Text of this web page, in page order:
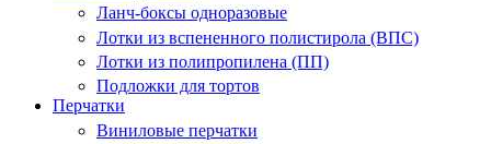
Ланч-боксы одноразовые
Лотки из вспененного полистирола (ВПС)
Лотки из полипропилена (ПП)
Подложки для тортов
Перчатки
Виниловые перчатки